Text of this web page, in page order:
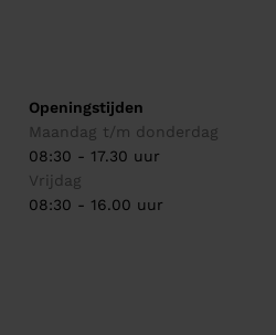
Openingstijden
Maandag t/m donderdag
08:30 - 17.30 uur
Vrijdag
08:30 - 16.00 uur